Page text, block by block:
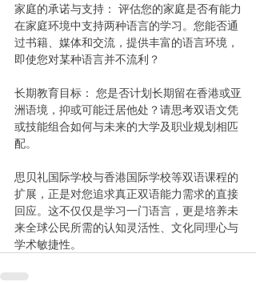
家庭的承诺与支持： 评估您的家庭是否有能力
在家庭环境中支持两种语言的学习。您能否通
过书籍、媒体和交流，提供丰富的语言环境，
即使您对某种语言并不流利？
长期教育目标： 您是否计划长期留在香港或亚
洲语境，抑或可能迁居他处？请思考双语文凭
或技能组合如何与未来的大学及职业规划相匹
配。
思贝礼国际学校与香港国际学校等双语课程的
扩展，正是对您追求真正双语能力需求的直接
回应。这不仅仅是学习一门语言，更是培养未
来全球公民所需的认知灵活性、文化同理心与
学术敏捷性。